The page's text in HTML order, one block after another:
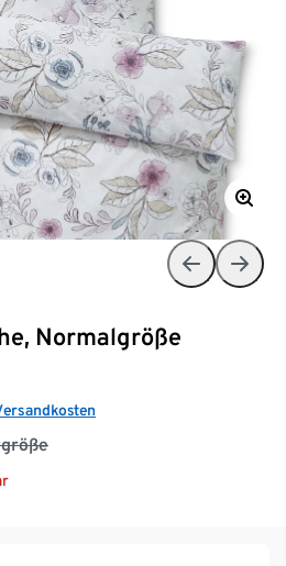
Normalgröße